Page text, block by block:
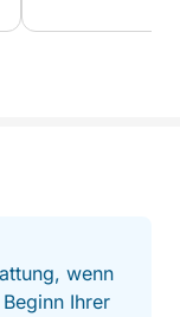
erwartet
wenn
Ihrer